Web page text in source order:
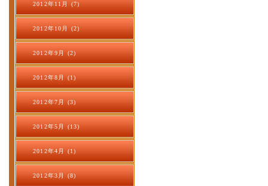
2012年11月 (7)
2012年10月 (2)
2012年9月 (2)
2012年8月 (1)
2012年7月 (3)
2012年5月 (13)
2012年4月 (1)
2012年3月 (8)